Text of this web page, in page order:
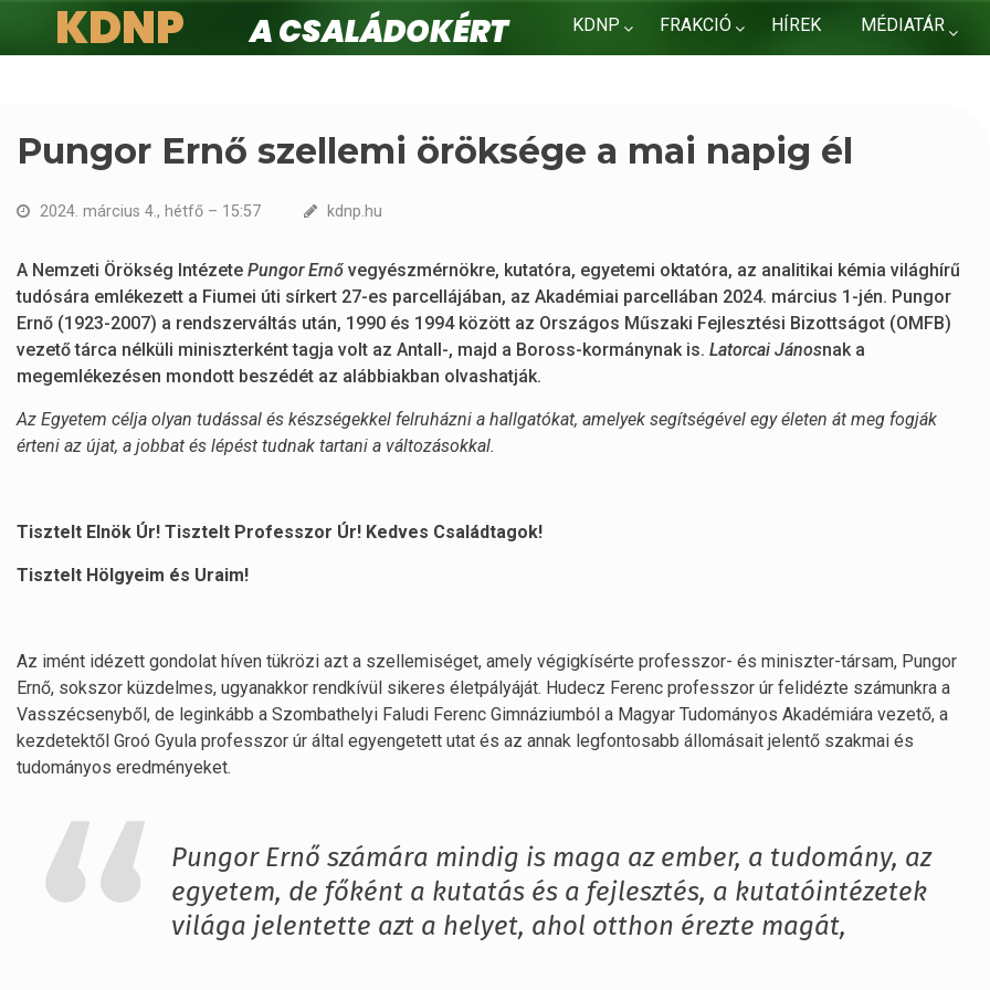
KDNP FRAKCIÓ HÍREK MÉDIATÁR
KDNP
A családokért.
Pungor Ernő szellemi öröksége a mai napig él
2024. március 4., hétfő – 15:57 kdnp.hu
A Nemzeti Örökség Intézete Pungor Ernő vegyészmérnökre, kutatóra, egyetemi oktatóra, az analitikai kémia világhírű
tudósára emlékezett a Fiumei úti sírkert 27-es parcellájában, az Akadémiai parcellában 2024. március 1-jén. Pungor
Ernő (1923-2007) a rendszerváltás után, 1990 és 1994 között az Országos Műszaki Fejlesztési Bizottságot (OMFB)
vezető tárca nélküli miniszterként tagja volt az Antall-, majd a Boross-kormánynak is. Latorcai Jánosnak a
megemlékezésen mondott beszédét az alábbiakban olvashatják.
Az Egyetem célja olyan tudással és készségekkel felruházni a hallgatókat, amelyek segítségével egy életen át meg fogják
érteni az újat, a jobbat és lépést tudnak tartani a változásokkal.
Tisztelt Elnök Úr! Tisztelt Professzor Úr! Kedves Családtagok!
Tisztelt Hölgyeim és Uraim!
Az imént idézett gondolat híven tükrözi azt a szellemiséget, amely végigkísérte professzor- és miniszter-társam, Pungor
Ernő, sokszor küzdelmes, ugyanakkor rendkívül sikeres életpályáját. Hudecz Ferenc professzor úr felidézte számunkra a
Vasszécsenyből, de leginkább a Szombathelyi Faludi Ferenc Gimnáziumból a Magyar Tudományos Akadémiára vezető, a
kezdetektől Groó Gyula professzor úr által egyengetett utat és az annak legfontosabb állomásait jelentő szakmai és
tudományos eredményeket.
Pungor Ernő számára mindig is maga az ember, a tudomány, az
egyetem, de főként a kutatás és a fejlesztés, a kutatóintézetek
világa jelentette azt a helyet, ahol otthon érezte magát,